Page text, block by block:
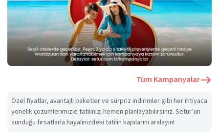
Tüm Kampanyalar
Özel fiyatlar, avantajlı paketler ve sürpriz indirimler gibi her ihtiyaca
yönelik çözümlerimizle tatilinizi hemen planlayabilirsiniz. Setur’un
sunduğu fırsatlarla hayalinizdeki tatilin kapılarını aralayın!